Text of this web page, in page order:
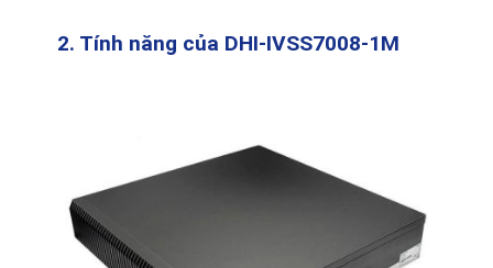
2. Tính năng của DHI-IVSS7008-1M